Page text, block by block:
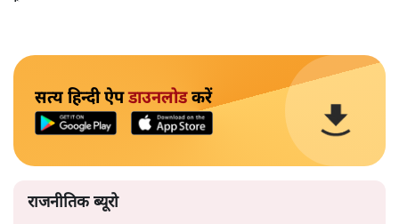
सत्य हिन्दी ऐपडाउनलोडकरें
राजनीतिक ब्यूरो